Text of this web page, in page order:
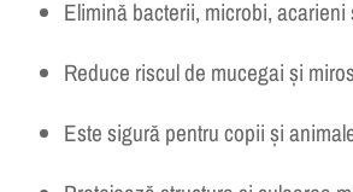
Curăță în profunzimea fibrelor
Elimină bacterii, microbi, acarieni
Reduce riscul de mucegai și